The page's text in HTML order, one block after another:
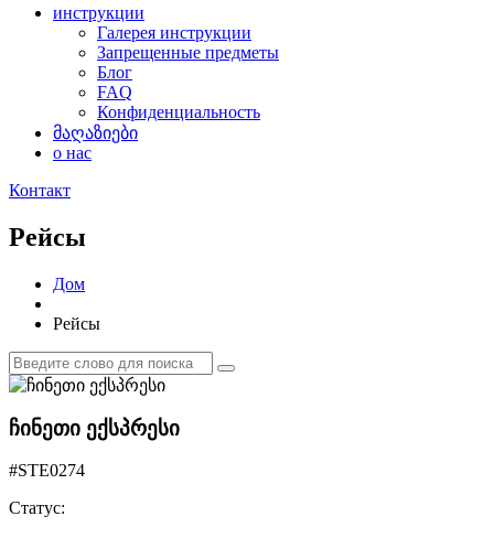
инструкции
Галерея инструкции
Запрещенные предметы
Блог
FAQ
Конфиденциальность
მაღაზიები
о нас
Контакт
Рейсы
Дом
Рейсы
ჩინეთი ექსპრესი
#STE0274
Статус: